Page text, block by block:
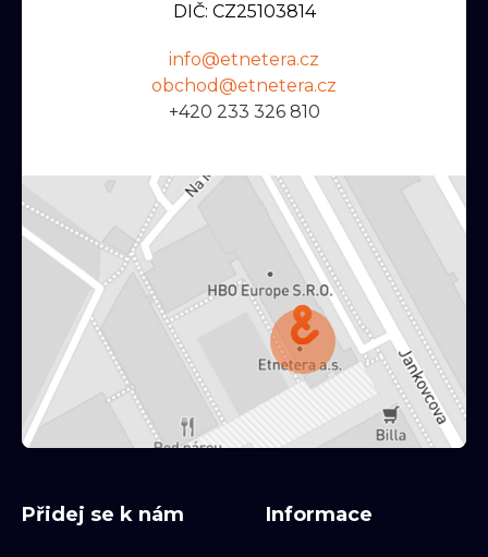
DIČ: CZ25103814
info@etnetera.cz
obchod@etnetera.cz
+420 233 326 810
Přidej se k nám Informace